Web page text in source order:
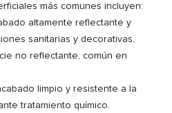
más comunes incluyen:
altamente reflectante y
sanitarias y decorativas.
no reflectante, común en
limpio y resistente a la
tratamiento químico.